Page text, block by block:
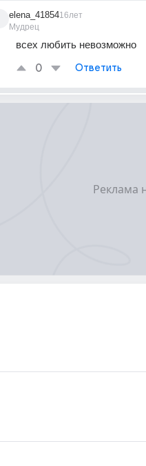
elena_41854
Мудрец
16лет
всех любить невозможно
0 Ответить